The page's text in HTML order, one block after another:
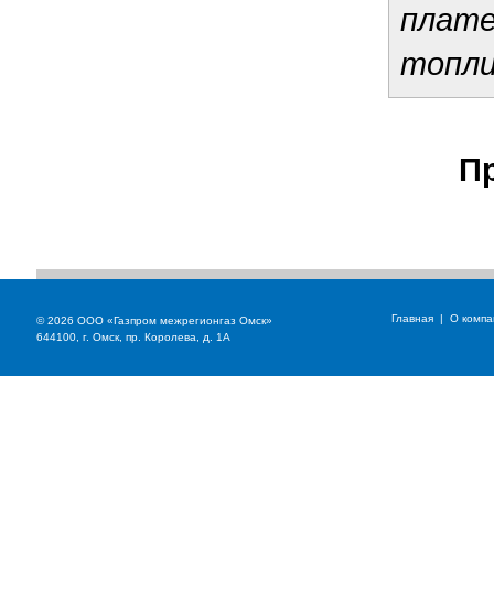
© 2026 ООО «Газпром межрегионгаз Омск»
644100, г. Омск, пр. Королева, д. 1А
Главная | О